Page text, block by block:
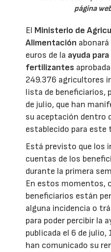
página
El Ministerio de
Alimentación
euros de la ayuda
fertilizantes
249.376 agricultores
lista de beneficiarios,
de julio, que han
su aceptación dentro
establecido para este
Está previsto que los
cuentas de los
durante la primera
En estos momentos,
beneficiarios están
alguna incidencia o
para poder percibir la
publicada el 6 de
han comunicado su